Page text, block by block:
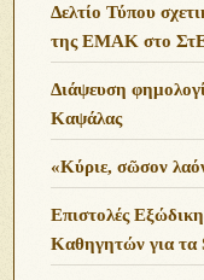
Δελτίο Τύπου
της ΕΜΑΚ στο
Διάψευση
Καψάλας
«Κύριε, σῶσον
Επιστολές
Καθηγητών για τα